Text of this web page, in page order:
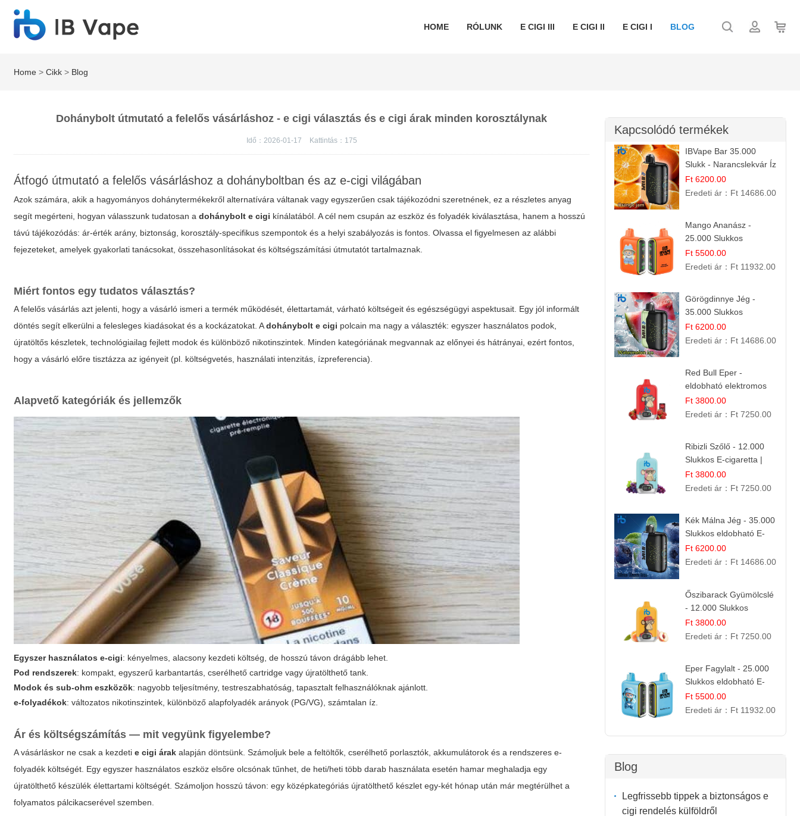
HOME RÓLUNK E CIGI III E CIGI II E CIGI I BLOG
Home >Cikk > Blog
Dohánybolt útmutató a felelős vásárláshoz - e cigi választás és e cigi árak minden korosztálynak
Idő：2026-01-17 Kattintás： 175
Átfogó útmutató a felelős vásárláshoz a dohányboltban és az e-cigi világában
Azok számára, akik a hagyományos dohánytermékekről alternatívára váltanak vagy egyszerűen csak tájékozódni szeretnének, ez a részletes anyag
segít megérteni, hogyan válasszunk tudatosan adohánybolt e cigi kínálatából. A cél nem csupán az eszköz és folyadék kiválasztása, hanem a hosszú
távú tájékozódás: ár-érték arány, biztonság, korosztály-specifikus szempontok és a helyi szabályozás is fontos. Olvassa el figyelmesen az alábbi
fejezeteket, amelyek gyakorlati tanácsokat, összehasonlításokat és költségszámítási útmutatót tartalmaznak.
Miért fontos egy tudatos választás?
A felelős vásárlás azt jelenti, hogy a vásárló ismeri a termék működését, élettartamát, várható költségeit és egészségügyi aspektusait. Egy jól informált
döntés segít elkerülni a felesleges kiadásokat és a kockázatokat. Adohánybolt e cigi polcain ma nagy a választék: egyszer használatos podok,
újratöltős készletek, technológiailag fejlett modok és különböző nikotinszintek. Minden kategóriának megvannak az előnyei és hátrányai, ezért fontos,
hogy a vásárló előre tisztázza az igényeit (pl. költségvetés, használati intenzitás, ízpreferencia).
Alapvető kategóriák és jellemzők
Egyszer használatos e-cigi: kényelmes, alacsony kezdeti költség, de hosszú távon drágább lehet.
Pod rendszerek: kompakt, egyszerű karbantartás, cserélhető cartridge vagy újratölthető tank.
Modok és sub-ohm eszközök: nagyobb teljesítmény, testreszabhatóság, tapasztalt felhasználóknak ajánlott.
e-folyadékok: változatos nikotinszintek, különböző alapfolyadék arányok (PG/VG), számtalan íz.
Ár és költségszámítás — mit vegyünk figyelembe?
A vásárláskor ne csak a kezdetie cigi árak alapján döntsünk. Számoljuk bele a feltöltők, cserélhető porlasztók, akkumulátorok és a rendszeres e-
folyadék költségét. Egy egyszer használatos eszköz elsőre olcsónak tűnhet, de heti/heti több darab használata esetén hamar meghaladja egy
újratölthető készülék élettartami költségét. Számoljon hosszú távon: egy középkategóriás újratölthető készlet egy-két hónap után már megtérülhet a
folyamatos pálcikacserével szemben.
Kapcsolódó termékek
IBVape Bar 35.000
Slukk - Narancslekvár Íz
| Prémium E-cigaretta
Ft 6200.00
Eredeti ár： Ft 14686.00
Mango Ananász -
25.000 Slukkos
eldobható E-cigaretta |
Trópusi Ízélmény
Ft 5500.00
Eredeti ár： Ft 11932.00
Görögdinnye Jég -
35.000 Slukkos
eldobható vape |
IBVape Bar Frissítő
Ft 6200.00
Eredeti ár： Ft 14686.00
Red Bull Eper -
eldobható elektromos
cigi | Energizáló
Gyümölcs Íz
Ft 3800.00
Eredeti ár： Ft 7250.00
Ribizli Szőlő - 12.000
Slukkos E-cigaretta |
Kifinomult Gyümölcs Íz
Ft 3800.00
Eredeti ár： Ft 7250.00
Kék Málna Jég - 35.000
Slukkos eldobható E-
cigaretta | Frissítő
Ízélmény
Ft 6200.00
Eredeti ár： Ft 14686.00
Őszibarack Gyümölcslé
- 12.000 Slukkos
eldobható e-Cigaretta |
Friss Gyümölcs Íz
Ft 3800.00
Eredeti ár： Ft 7250.00
Eper Fagylalt - 25.000
Slukkos eldobható E-
cigaretta | Édes
Desszert Íz
Ft 5500.00
Eredeti ár： Ft 11932.00
Blog
Legfrissebb tippek a biztonságos e
cigi rendelés külföldről